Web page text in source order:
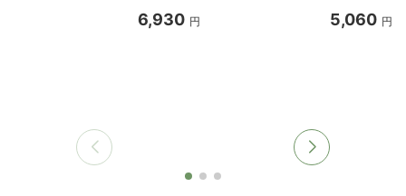
6,930 円 5,060 円